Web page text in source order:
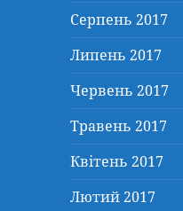
Серпень 2017
Липень 2017
Червень 2017
Травень 2017
Квітень 2017
Лютий 2017